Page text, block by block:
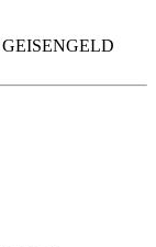
GEISENGELD